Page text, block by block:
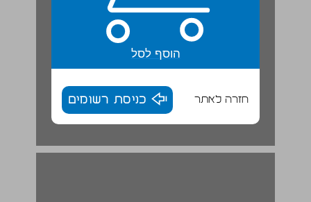
הוסף לסל
חזרה לאתר כניסת רשומים